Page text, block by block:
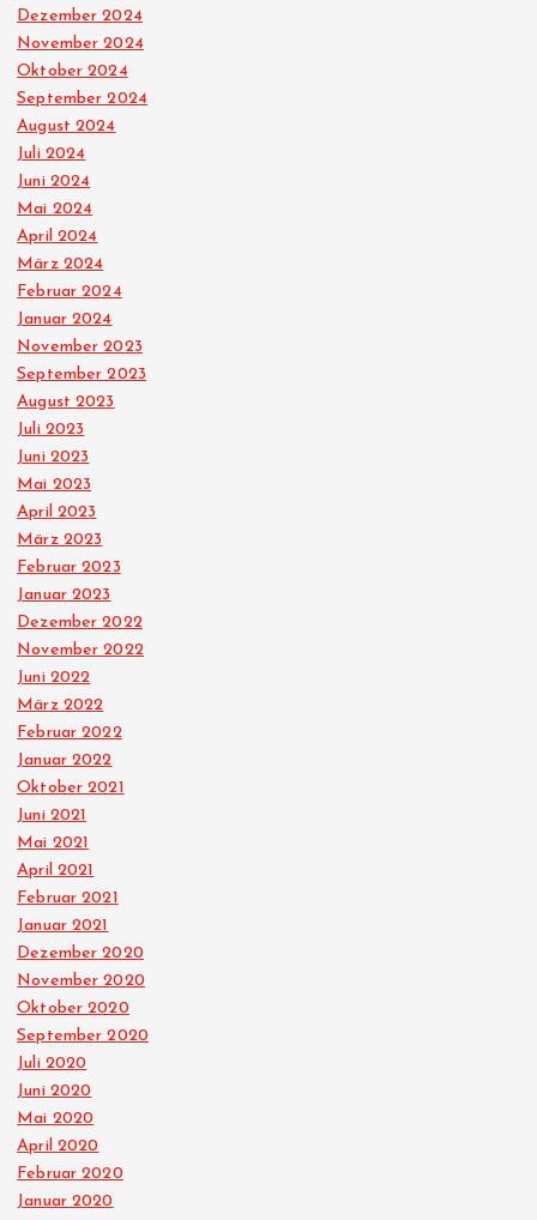
Dezember 2024
November 2024
Oktober 2024
September 2024
August 2024
Juli 2024
Juni 2024
Mai 2024
April 2024
März 2024
Februar 2024
Januar 2024
November 2023
September 2023
August 2023
Juli 2023
Juni 2023
Mai 2023
April 2023
März 2023
Februar 2023
Januar 2023
Dezember 2022
November 2022
Juni 2022
März 2022
Februar 2022
Januar 2022
Oktober 2021
Juni 2021
Mai 2021
April 2021
Februar 2021
Januar 2021
Dezember 2020
November 2020
Oktober 2020
September 2020
Juli 2020
Juni 2020
Mai 2020
April 2020
Februar 2020
Januar 2020